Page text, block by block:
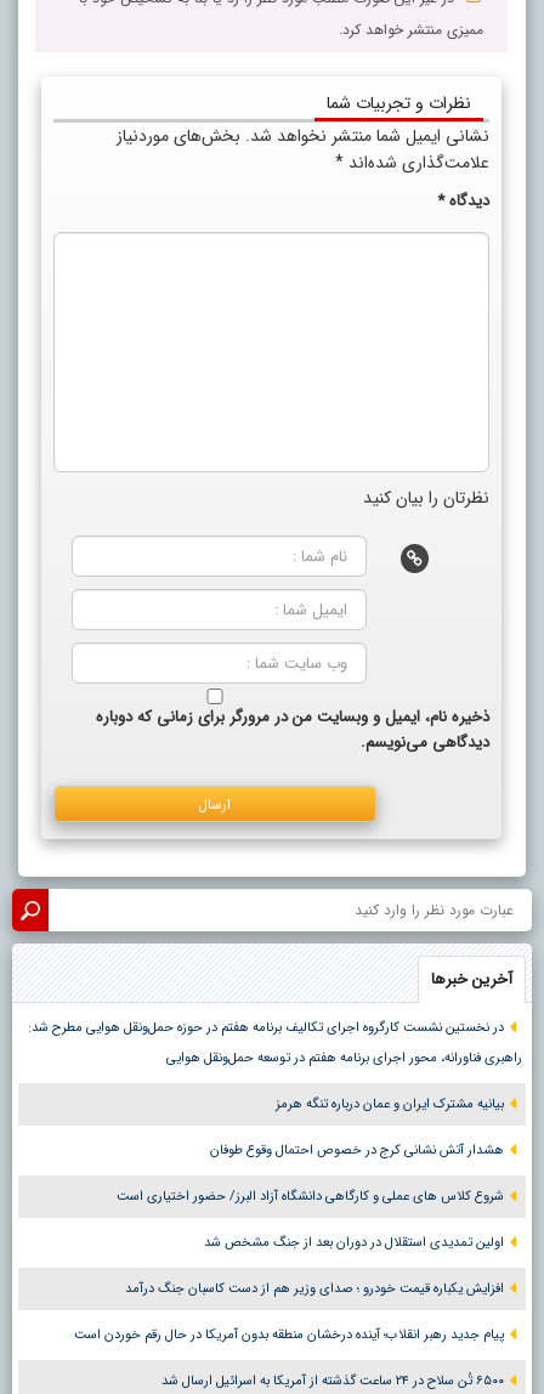
ممیزی منتشر خواهد کرد.
نظرات و تجربیات شما
نشانی ایمیل شما منتشر نخواهد شد. بخش‌های موردنیاز
علامت‌گذاری شده‌اند *
دیدگاه*
نظرتان را بیان کنید
ذخیره نام، ایمیل و وبسایت من در مرورگر برای زمانی که دوباره
دیدگاهی می‌نویسم.
آخرین خبرها
در نخستین نشست کارگروه اجرای تکالیف برنامه هفتم در حوزه حمل‌ونقل هوایی مطرح شد:
راهبری فناورانه، محور اجرای برنامه هفتم در توسعه حمل‌ونقل هوایی
بیانیه مشترک ایران و عمان درباره تنگه هرمز
هشدار آتش نشانی کرج در خصوص احتمال وقوع طوفان
شروع کلاس های عملی و کارگاهی دانشگاه آزاد البرز/ حضور اختیاری است
اولین تمدیدی استقلال در دوران بعد از جنگ مشخص شد
افزایش یکباره قیمت خودرو ؛ صدای وزیر هم از دست کاسبان جنگ درآمد
پیام جدید رهبر انقلاب؛ آینده درخشان منطقه بدون آمریکا در حال رقم خوردن است
۶۵۰۰ تُن سلاح در ۲۴ ساعت گذشته از آمریکا به اسرائیل ارسال شد